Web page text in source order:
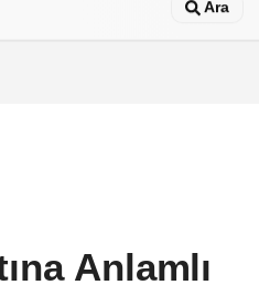
Ara
Anlamlı